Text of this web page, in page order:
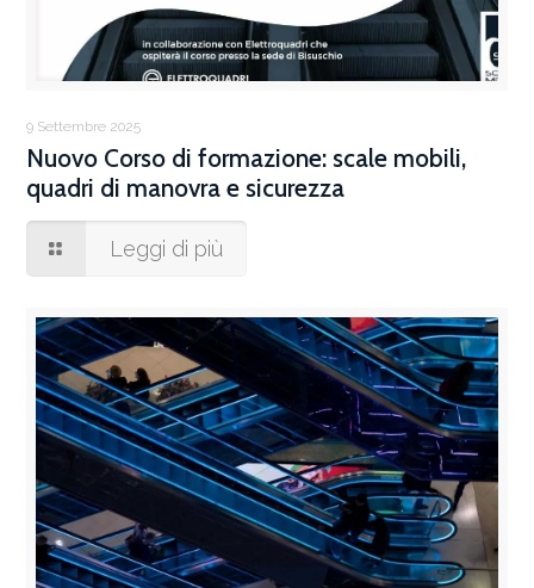
9 Settembre 2025
Nuovo Corso di formazione: scale mobili,
quadri di manovra e sicurezza
Leggi di più